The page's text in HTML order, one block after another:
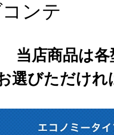
ンテ
当店商品は
選びただけれ